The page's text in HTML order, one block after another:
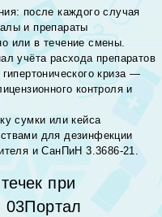
после каждого случая
и препараты
или в течение смены.
учёта расхода препаратов
криза —
контроля и
сумки или кейса
для дезинфекции
и СанПиН 3.3686-21.
при
03Портал